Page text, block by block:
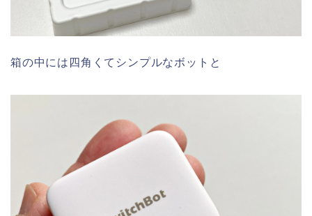
箱の中には四角くてシンプルなボットと